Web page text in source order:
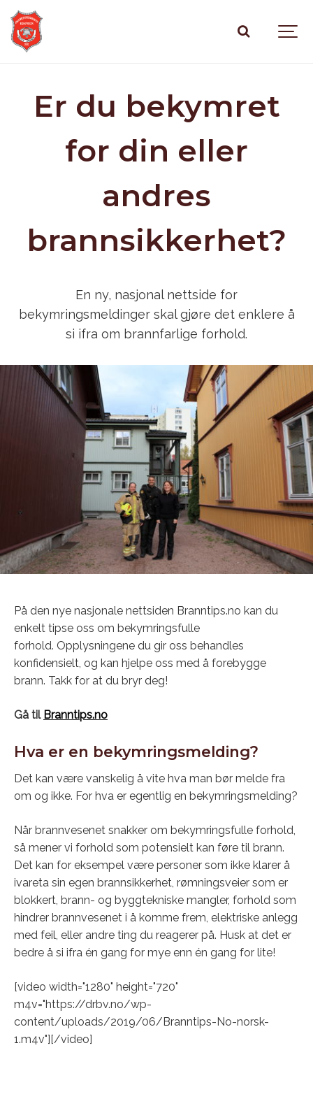
Er du bekymret
for din eller
andres
brannsikkerhet?
En ny, nasjonal nettside for
bekymringsmeldinger skal gjøre det enklere å
si ifra om brannfarlige forhold.
På den nye nasjonale nettsiden Branntips.no kan du
enkelt tipse oss om bekymringsfulle
forhold. Opplysningene du gir oss behandles
konfidensielt, og kan hjelpe oss med å forebygge
brann. Takk for at du bryr deg!
Gå til Branntips.no
Hva er en bekymringsmelding?
Det kan være vanskelig å vite hva man bør melde fra
om og ikke. For hva er egentlig en bekymringsmelding?
Når brannvesenet snakker om bekymringsfulle forhold,
så mener vi forhold som potensielt kan føre til brann.
Det kan for eksempel være personer som ikke klarer å
ivareta sin egen brannsikkerhet, rømningsveier som er
blokkert, brann- og byggtekniske mangler, forhold som
hindrer brannvesenet i å komme frem, elektriske anlegg
med feil, eller andre ting du reagerer på. Husk at det er
bedre å si ifra én gang for mye enn én gang for lite!
[video width="1280" height="720"
m4v="https://drbv.no/wp-
content/uploads/2019/06/Branntips-No-norsk-
1.m4v"][/video]